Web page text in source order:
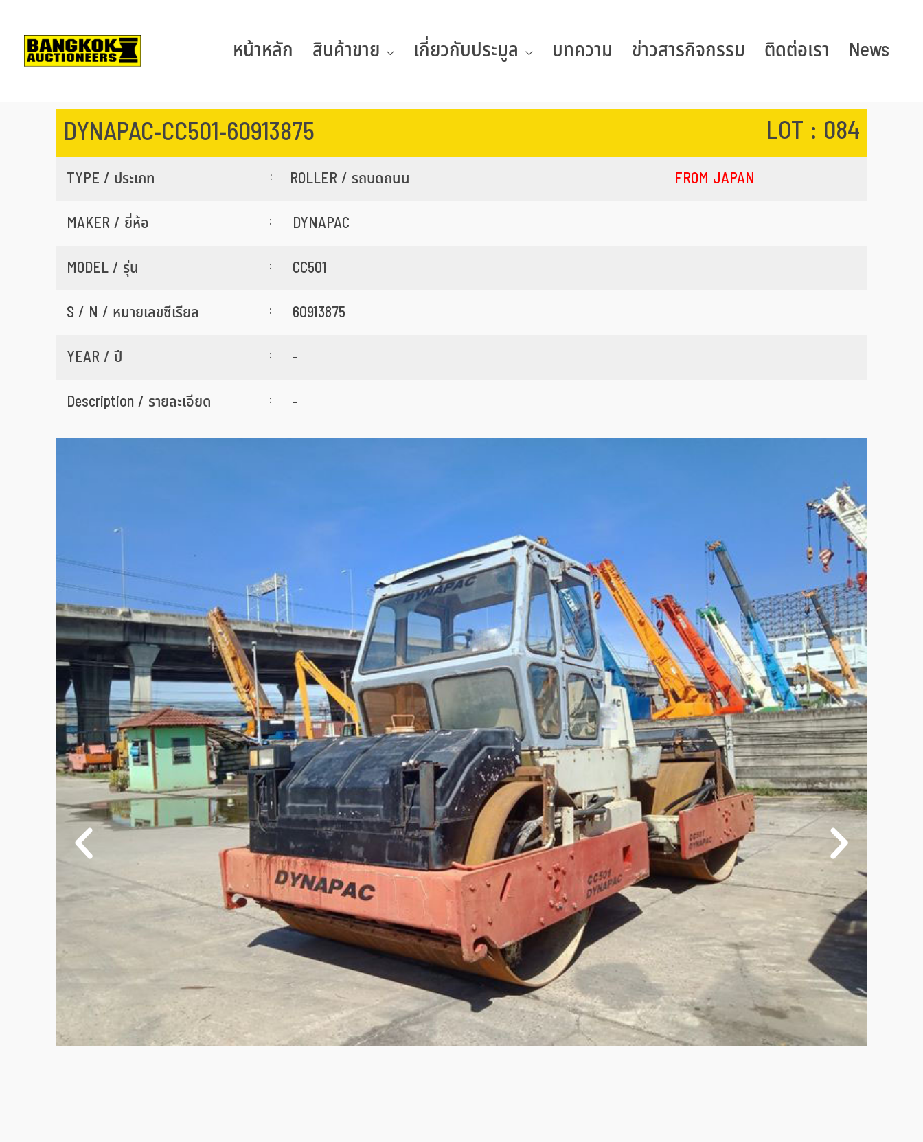
หน้าหลัก สินค้าขาย เกี่ยวกับประมูล บทความ ข่าวสารกิจกรรม ติดต่อเรา News
DYNAPAC-CC501-60913875 LOT : 084
TYPE / ประเภท : ROLLER / รถบดถนน
FROM JAPAN
MAKER / ยี่ห้อ
:
DYNAPAC
MODEL / รุ่น
:
CC501
S / N / หมายเลขซีเรียล
:
60913875
YEAR / ปี
:
-
Description / รายละเอียด
: -